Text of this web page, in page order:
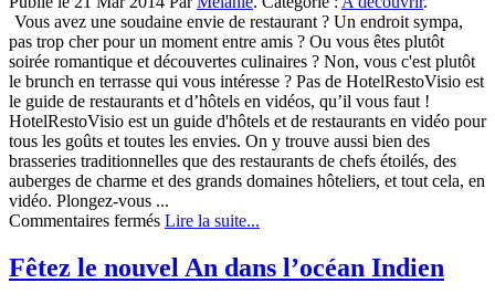
son
voyage
Vous avez une soudaine envie de restaurant ? Un endroit sympa,
pas trop cher pour un moment entre amis ? Ou vous êtes plutôt
soirée romantique et découvertes culinaires ? Non, vous c'est plutôt
le brunch en terrasse qui vous intéresse ? Pas de HotelRestoVisio est
le guide de restaurants et d’hôtels en vidéos, qu’il vous faut !
HotelRestoVisio est un guide d'hôtels et de restaurants en vidéo pour
tous les goûts et toutes les envies. On y trouve aussi bien des
brasseries traditionnelles que des restaurants de chefs étoilés, des
auberges de charme et des grands domaines hôteliers, et tout cela, en
vidéo. Plongez-vous ...
Commentaires ferméssur
un
guide
Lire la suite...
Fêtez le nouvel An dans l’océan Indien